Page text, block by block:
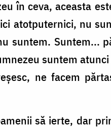
în ceva, aceasta
atotputer­nici, nu
suntem. Suntem...
suntem
ne facem
să ierte, dar